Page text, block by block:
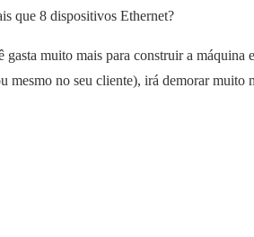
que 8 dispositivos Ethernet?
muito mais para construir a máquina
mesmo no seu cliente), irá demorar muito